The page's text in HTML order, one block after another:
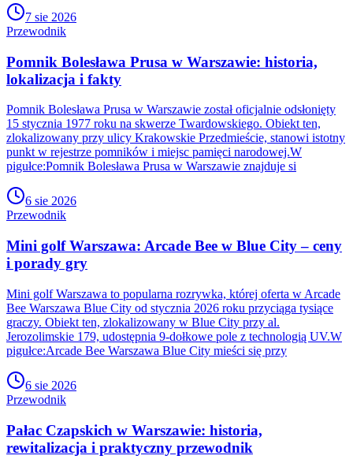
7 sie 2026
Przewodnik
Pomnik Bolesława Prusa w Warszawie: historia,
lokalizacja i fakty
Pomnik Bolesława Prusa w Warszawie został oficjalnie odsłonięty
15 stycznia 1977 roku na skwerze Twardowskiego. Obiekt ten,
zlokalizowany przy ulicy Krakowskie Przedmieście, stanowi istotny
punkt w rejestrze pomników i miejsc pamięci narodowej.W
pigułce:Pomnik Bolesława Prusa w Warszawie znajduje si
6 sie 2026
Przewodnik
Mini golf Warszawa: Arcade Bee w Blue City – ceny
i porady gry
Mini golf Warszawa to popularna rozrywka, której oferta w Arcade
Bee Warszawa Blue City od stycznia 2026 roku przyciąga tysiące
graczy. Obiekt ten, zlokalizowany w Blue City przy al.
Jerozolimskie 179, udostępnia 9-dołkowe pole z technologią UV.W
pigułce:Arcade Bee Warszawa Blue City mieści się przy
6 sie 2026
Przewodnik
Pałac Czapskich w Warszawie: historia,
rewitalizacja i praktyczny przewodnik